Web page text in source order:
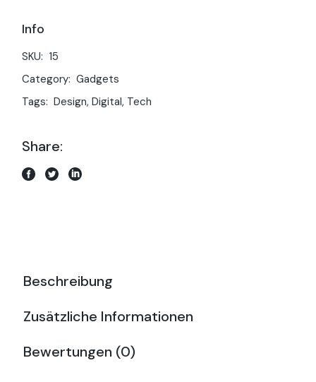
Info
SKU: 15
Category: Gadgets
Tags: Design,Digital, Tech
Share:
Beschreibung
Zusätzliche Informationen
Bewertungen (0)